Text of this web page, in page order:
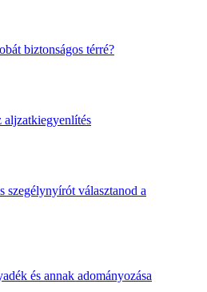
biztonságos térré?
aljzatkiegyenlítés
szegélynyírót választanod a
és annak adományozása